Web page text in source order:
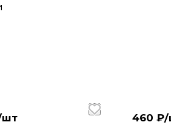
шт 460 ₽/